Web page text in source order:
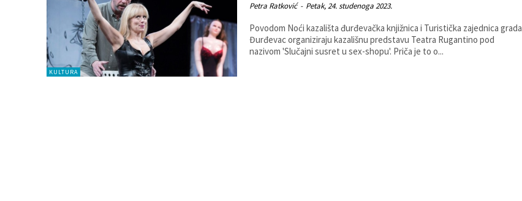
KULTURA
Petra Ratković - Petak, 24. studenoga 2023.
Povodom Noći kazališta đurđevačka knjižnica i Turistička zajednica grada
Đurđevac organiziraju kazališnu predstavu Teatra Rugantino pod
nazivom 'Slučajni susret u sex-shopu'. Priča je to o...